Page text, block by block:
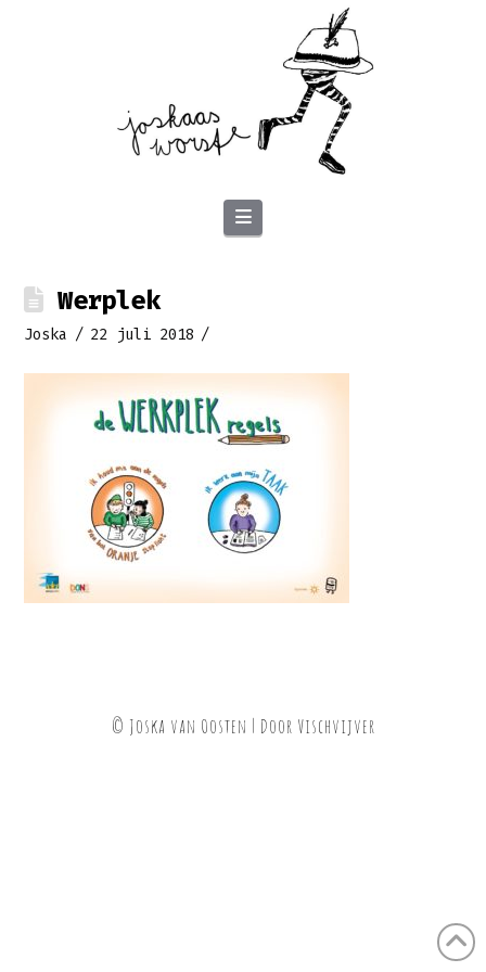
Navigation
Werplek
Joska 22 juli 2018
© Joska van Oosten | Door Vischvijver